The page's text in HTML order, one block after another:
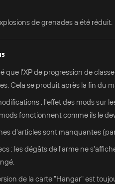
de grenades a été réduit.
que l'XP de progression de
Cela se produit après la fin du
: l'effet des mods sur
fonctionnent comme ils le
d'articles sont manquantes
: les dégâts de l'arme ne
de la carte "Hangar" est